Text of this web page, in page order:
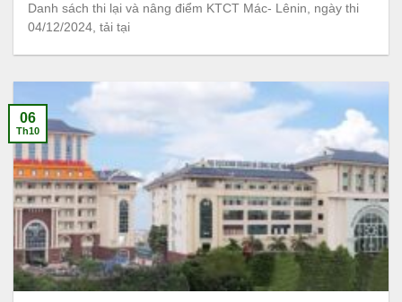
Danh sách thi lại và nâng điểm KTCT Mác- Lênin, ngày thi
04/12/2024, tải tại
06
Th10